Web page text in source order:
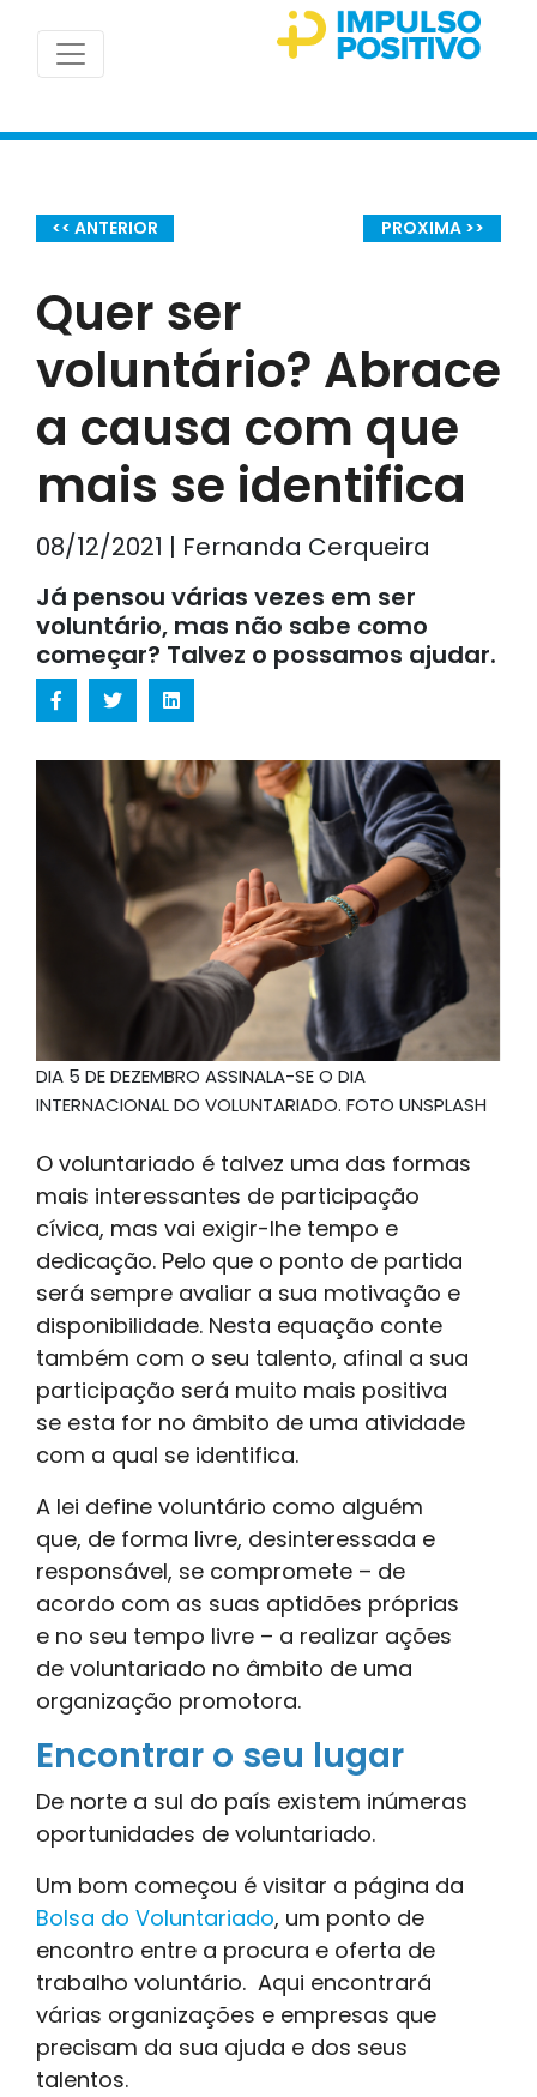
<< ANTERIOR PROXIMA >>
Quer ser
voluntário? Abrace
a causa com que
mais se identifica
08/12/2021 | Fernanda Cerqueira
Já pensou várias vezes em ser
voluntário, mas não sabe como
começar? Talvez o possamos ajudar.
DIA 5 DE DEZEMBRO ASSINALA-SE O DIA
INTERNACIONAL DO VOLUNTARIADO. FOTO UNSPLASH
O voluntariado é talvez uma das formas
mais interessantes de participação
cívica, mas vai exigir-lhe tempo e
dedicação. Pelo que o ponto de partida
será sempre avaliar a sua motivação e
disponibilidade. Nesta equação conte
também com o seu talento, afinal a sua
participação será muito mais positiva
se esta for no âmbito de uma atividade
com a qual se identifica.
A lei define voluntário como alguém
que, de forma livre, desinteressada e
responsável, se compromete – de
acordo com as suas aptidões próprias
e no seu tempo livre – a realizar ações
de voluntariado no âmbito de uma
organização promotora.
Encontrar o seu lugar
De norte a sul do país existem inúmeras
oportunidades de voluntariado.
Um bom começou é visitar a página da
Bolsa do Voluntariado, um ponto de
encontro entre a procura e oferta de
trabalho voluntário. Aqui encontrará
várias organizações e empresas que
precisam da sua ajuda e dos seus
talentos.